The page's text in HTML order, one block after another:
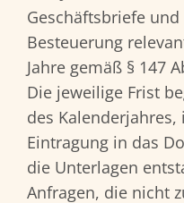
Geschäftsbriefe
Besteuerung
Jahre gemäß § 147
Die jeweilige Frist
des
Eintragung in das
die Unterlagen
Anfragen, die nicht